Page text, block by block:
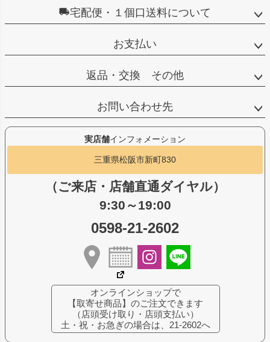
宅配便・１個口送料について
お支払い
返品・交換 その他
お問い合わせ先
実店舗インフォメーション
三重県松阪市新町830
（ご来店・店舗直通ダイヤル）
9:30～19:00
0598-21-2602
オンラインショップで
【取寄せ商品】のご注文できます
（店頭受け取り・店頭支払い）
土・祝・お急ぎの場合は、21-2602へ